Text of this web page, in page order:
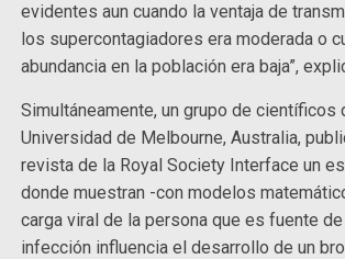
evidentes aun cuando la ventaja de
los supercontagiadores era moderada o
abundancia en la población era baja”,
Simultáneamente, un grupo de científicos
Universidad de Melbourne, Australia,
revista de la Royal Society Interface un
donde muestran -con modelos
carga viral de la persona que es fuente
infección influencia el desarrollo de un